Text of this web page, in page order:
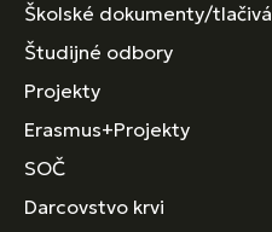
Školské dokumenty/tlačivá
Študijné odbory
Projekty
Erasmus+Projekty
SOČ
Darcovstvo krvi